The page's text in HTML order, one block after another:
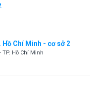
Hồ Chí Minh - cơ sở 2
TP. Hồ Chí Minh